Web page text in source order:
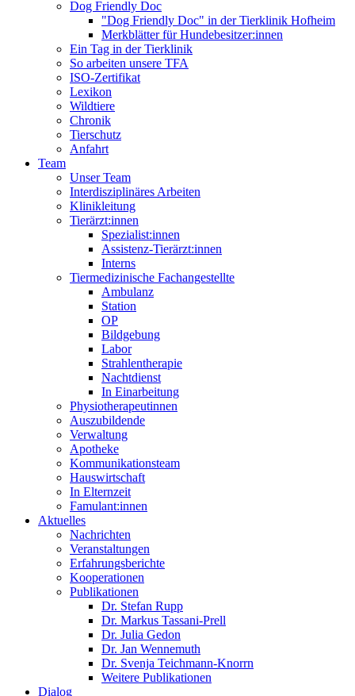
Dog Friendly Doc
"Dog Friendly Doc" in der Tierklinik Hofheim
Merkblätter für Hundebesitzer:innen
Ein Tag in der Tierklinik
So arbeiten unsere TFA
ISO-Zertifikat
Lexikon
Wildtiere
Chronik
Tierschutz
Anfahrt
Team
Unser Team
Interdisziplinäres Arbeiten
Klinikleitung
Tierärzt:innen
Spezialist:innen
Assistenz-Tierärzt:innen
Interns
Tiermedizinische Fachangestellte
Ambulanz
Station
OP
Bildgebung
Labor
Strahlentherapie
Nachtdienst
In Einarbeitung
Physiotherapeutinnen
Auszubildende
Verwaltung
Apotheke
Kommunikationsteam
Hauswirtschaft
In Elternzeit
Famulant:innen
Aktuelles
Nachrichten
Veranstaltungen
Erfahrungsberichte
Kooperationen
Publikationen
Dr. Stefan Rupp
Dr. Markus Tassani-Prell
Dr. Julia Gedon
Dr. Jan Wennemuth
Dr. Svenja Teichmann-Knorrn
Weitere Publikationen
Dialog